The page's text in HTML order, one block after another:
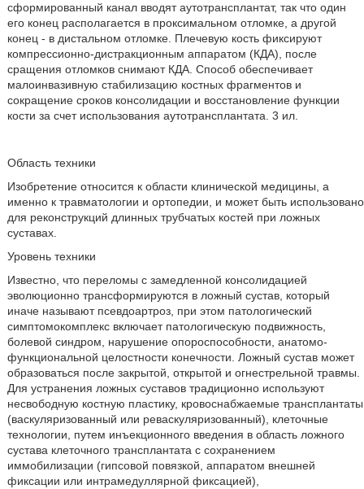
сформированный канал вводят аутотрансплантат, так что один
его конец располагается в проксимальном отломке, а другой
конец - в дистальном отломке. Плечевую кость фиксируют
компрессионно-дистракционным аппаратом (КДА), после
сращения отломков снимают КДА. Способ обеспечивает
малоинвазивную стабилизацию костных фрагментов и
сокращение сроков консолидации и восстановление функции
кости за счет использования аутотрансплантата. 3 ил.
Область техники
Изобретение относится к области клинической медицины, а
именно к травматологии и ортопедии, и может быть использовано
для реконструкций длинных трубчатых костей при ложных
суставах.
Уровень техники
Известно, что переломы с замедленной консолидацией
эволюционно трансформируются в ложный сустав, который
иначе называют псевдоартроз, при этом патологический
симптомокомплекс включает патологическую подвижность,
болевой синдром, нарушение опороспособности, анатомо-
функциональной целостности конечности. Ложный сустав может
образоваться после закрытой, открытой и огнестрельной травмы.
Для устранения ложных суставов традиционно используют
несвободную костную пластику, кровоснабжаемые трансплантаты
(васкуляризованный или реваскуляризованный), клеточные
технологии, путем инъекционного введения в область ложного
сустава клеточного трансплантата с сохранением
иммобилизации (гипсовой повязкой, аппаратом внешней
фиксации или интрамедуллярной фиксацией),